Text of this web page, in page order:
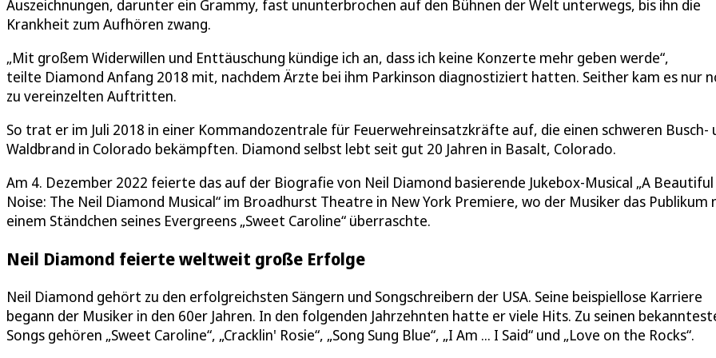
Auszeichnungen, darunter ein Grammy, fast ununterbrochen auf den Bühnen der Welt unterwegs, bis ihn die
Krankheit zum Aufhören zwang.
„Mit großem Widerwillen und Enttäuschung kündige ich an, dass ich keine Konzerte mehr geben werde“,
teilte Diamond Anfang 2018 mit, nachdem Ärzte bei ihm Parkinson diagnostiziert hatten. Seither kam es nur
zu vereinzelten Auftritten.
So trat er im Juli 2018 in einer Kommandozentrale für Feuerwehreinsatzkräfte auf, die einen schweren Busch-
Waldbrand in Colorado bekämpften. Diamond selbst lebt seit gut 20 Jahren in Basalt, Colorado.
Am 4. Dezember 2022 feierte das auf der Biografie von Neil Diamond basierende Jukebox-Musical „A Beautiful
Noise: The Neil Diamond Musical“ im Broadhurst Theatre in New York Premiere, wo der Musiker das Publikum
einem Ständchen seines Evergreens „Sweet Caroline“ überraschte.
Neil Diamond feierte weltweit große Erfolge
Neil Diamond gehört zu den erfolgreichsten Sängern und Songschreibern der USA. Seine beispiellose Karriere
begann der Musiker in den 60er Jahren. In den folgenden Jahrzehnten hatte er viele Hits. Zu seinen
Songs gehören „Sweet Caroline“, „Cracklin' Rosie“, „Song Sung Blue“, „I Am ... I Said“ und „Love on the Rocks“.